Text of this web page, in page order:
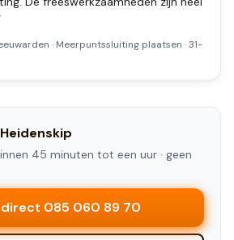
· Meerpuntssluiting plaatsen ·31-
45 minuten tot een uur · geen
direct 085 060 89 70